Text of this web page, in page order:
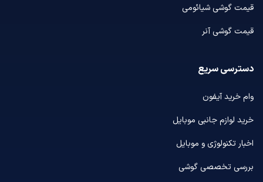
قیمت گوشی شیائومی
قیمت گوشی آنر
دسترسی سریع
وام خرید آیفون
خرید لوازم جانبی موبایل
اخبار تکنولوژی و موبایل
بررسی تخصصی گوشی